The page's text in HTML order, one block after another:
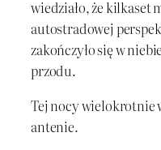
wiedziało, że kilkaset
autostradowej
zakończyło się w
przodu.
Tej nocy wielokrotnie
antenie.